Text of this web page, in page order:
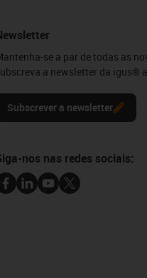
se a par de todas as
a newsletter da igus®
Subscrever a newsletter
nos nas redes sociais: